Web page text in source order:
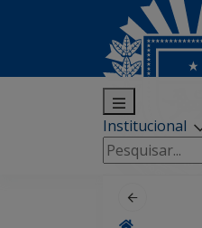
Institucional
Pesquisar
por: